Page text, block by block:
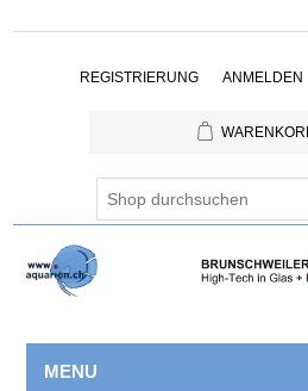
REGISTRIERUNG ANMELDEN
MENU